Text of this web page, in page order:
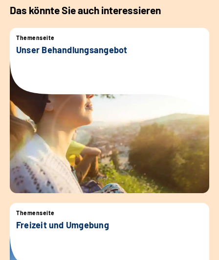
Das könnte Sie auch interessieren
Themenseite
Unser Behandlungsangebot
Themenseite
Freizeit und Umgebung